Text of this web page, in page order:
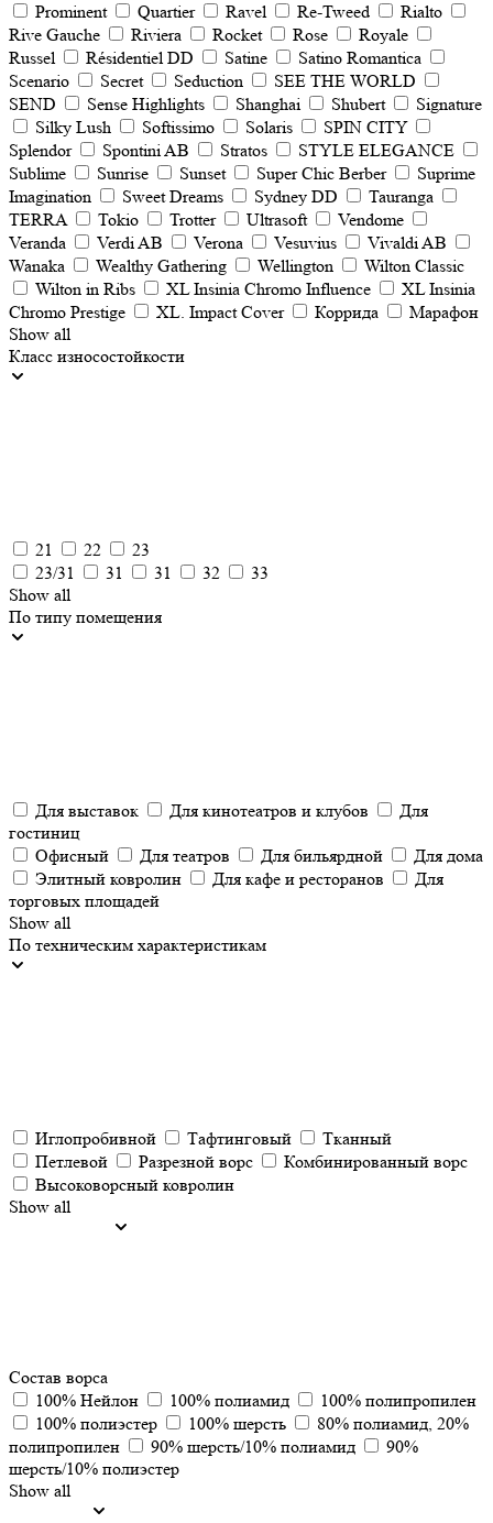
Prominent
Quartier Ravel Re-Tweed
Rialto
Rive Gauche
Riviera Rocket Rose
Royale
Russel
Résidentiel DD Satine
Satino Romantica
Scenario
Secret Seduction
SEE THE WORLD
SEND
Sense Highlights Shanghai Shubert
Signature
Silky Lush
Softissimo Solaris
SPIN CITY
Splendor
Spontini AB Stratos
STYLE ELEGANCE
Sublime
Sunrise Sunset Super Chic Berber
Suprime
Imagination
Sweet Dreams Sydney DD
Tauranga
TERRA
Tokio Trotter Ultrasoft
Vendome
Veranda
Verdi AB Verona Vesuvius
Vivaldi AB
Wanaka
Wealthy Gathering Wellington
Wilton Classic
Wilton in Ribs
XL Insinia Chromo Influence
XL Insinia
Chromo Prestige
XL. Impact Cover Коррида
Марафон
Show all
Класс износостойкости
21 22
23
23/31
31 31 32
33
Show all
По типу помещения
Для выставок Для кинотеатров и клубов
Для
гостиниц
Офисный
Для театров Для бильярдной
Для дома
Элитный ковролин
Для кафе и ресторанов
Для
торговых площадей
Show all
По техническим характеристикам
Иглопробивной Тафтинговый
Тканный
Петлевой
Разрезной ворс
Комбинированный ворс
Высоковорсный ковролин
Show all
Состав ворса
100% Нейлон
100% полиамид
100% полипропилен
100% полиэстер
100% шерсть
80% полиамид, 20%
полипропилен
90% шерсть/10% полиамид
90%
шерсть/10% полиэстер
Show all